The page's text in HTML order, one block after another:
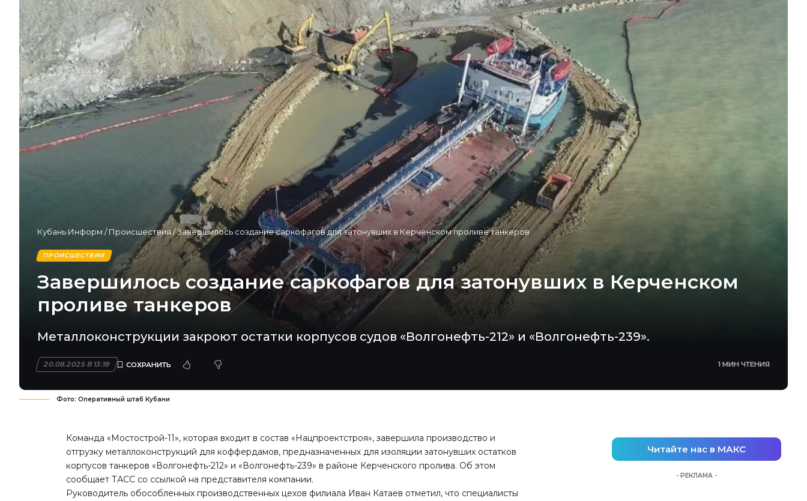
Кубань Информ /Происшествия/Завершилось создание саркофагов для затонувших в Керченском проливе танкеров
ПРОИСШЕСТВИЯ
Завершилось создание саркофагов для затонувших в Керченском
проливе танкеров
Металлоконструкции закроют остатки корпусов судов «Волгонефть-212» и «Волгонефть-239».
20.08.2025 В 13:18 1 МИН ЧТЕНИЯ
Фото: Оперативный штаб Кубани
Команда «Мостострой-11», которая входит в состав «Нацпроектстроя», завершила производство и
отгрузку металлоконструкций для коффердамов, предназначенных для изоляции затонувших остатков
корпусов танкеров «Волгонефть-212» и «Волгонефть-239» в районе Керченского пролива. Об этом
сообщает ТАСС со ссылкой на представителя компании.
Руководитель обособленных производственных цехов филиала Иван Катаев отметил, что специалисты
Читайте нас в МАКС
- РЕКЛАМА -